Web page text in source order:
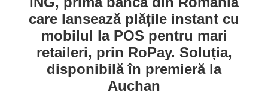
care lansează plățile instant cu
mobilul la POS pentru mari
retaileri, prin RoPay. Soluția,
disponibilă în premieră la
Auchan